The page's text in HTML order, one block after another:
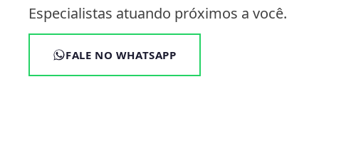
Especialistas atuando próximos a você.
FALE NO WHATSAPP